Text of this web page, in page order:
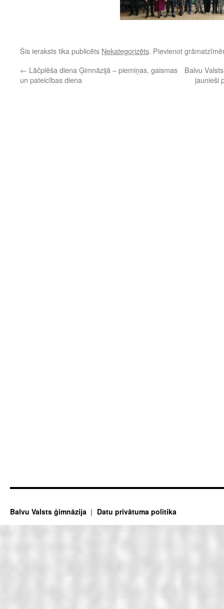
Šis ieraksts tika publicēts Nekategorizēts. Pievienot
← Lāčplēša diena Ģimnāzijā – piemiņas, gaismas
un pateicības diena
Balvu
jaunieši
Balvu Valsts ģimnāzija Datu privātuma politika